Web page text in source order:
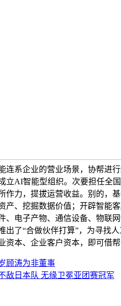
连系企业的营业场景，协帮进
立AI智能型组织。次要担任全
作力，提拔运营收益。别的，
产、挖掘数据价值；开辟智能
、电子产物、通信设备、物联
出了“合做伙伴打算”，为寻找
资本、企业客户资本，即可借
顾涛为非董事
敌日本队 无缘卫冕亚团赛冠军